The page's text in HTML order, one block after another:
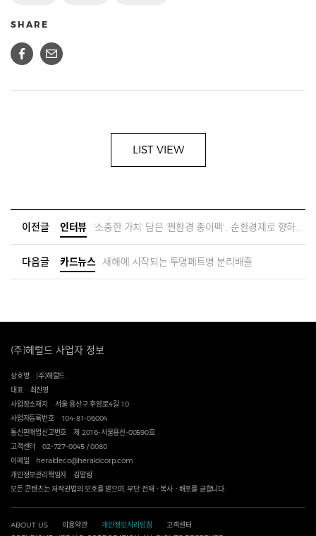
SHARE
LIST VIEW
이전글 인터뷰 '소중한 가치' 담은 '찐환경 종이팩' , 순환경제로 향하는 종이팩의 무한도전
다음글 카드뉴스 새해에 시작되는 투명페트병 분리배출
(주)헤럴드 사업자 정보
상호명
(주)헤럴드
대표
최진영
사업장소재지
서울 용산구 후암로4길 10
사업자등록번호
104-81-06004
통신판매업신고번호
제 2016-서울용산-00590호
고객센터
02-727-0045 / 0080
이메일
heraldeco@heraldcorp.com
개인정보관리책임자
김알림
모든 콘텐츠는 저작권법의 보호를 받으며, 무단 전재ㆍ복사ㆍ배포를 금합니다.
ABOUT US 이용약관 개인정보처리방침
고객센터